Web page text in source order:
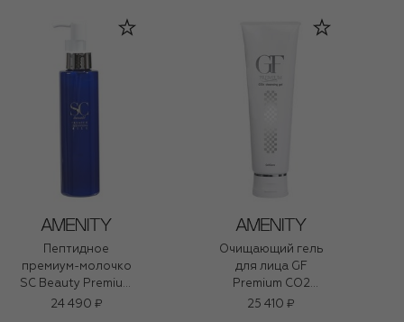
Пептидное
премиум-молочко
SC Beauty Premium
(150ml)
24 490 ₽
Очищающий гель
для лица GF
Premium CO2
Cleansing Gel (150g)
25 410 ₽